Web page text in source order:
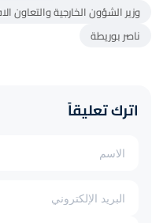
وزير الشؤون الخارجية والتعاون
ناصر بوريطة
اترك تعليقاً